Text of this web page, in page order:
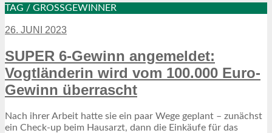
TAG / GROSSGEWINNER
26. JUNI 2023
SUPER 6-Gewinn angemeldet:
Vogtländerin wird vom 100.000 Euro-
Gewinn überrascht
Nach ihrer Arbeit hatte sie ein paar Wege geplant – zunächst
ein Check-up beim Hausarzt, dann die Einkäufe für das